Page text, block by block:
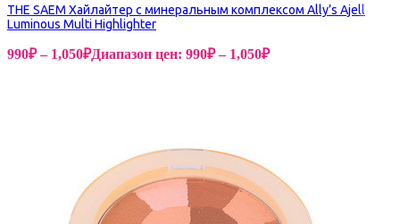
THE SAEM Хайлайтер с минеральным комплексом Ally’s Ajell
Luminous Multi Highlighter
990₽ – 1,050₽Диапазон цен: 990₽ – 1,050₽